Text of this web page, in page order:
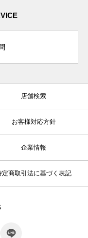
店舗検索
お客様対応方針
企業情報
定商取引法に基づく表記